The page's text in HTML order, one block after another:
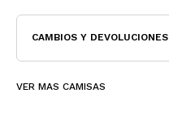
CAMBIOS Y DEVOLUCIONES
VER MAS CAMISAS